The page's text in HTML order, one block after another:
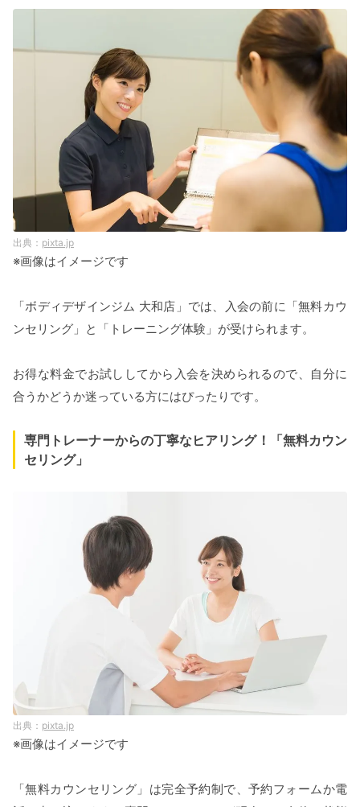
pixta.jp
※画像はイメージです
「ボディデザインジム 大和店」では、入会の前に「無料カウ
ンセリング」と「トレーニング体験」が受けられます。
お得な料金でお試ししてから入会を決められるので、自分に
合うかどうか迷っている方にはぴったりです。
専門トレーナーからの丁寧なヒアリング！「無料カウン
セリング」
pixta.jp
※画像はイメージです
「無料カウンセリング」は完全予約制で、予約フォームか電